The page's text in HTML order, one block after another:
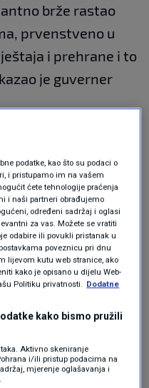
brže rastao
prvenstveno u
i prehrane i to
je guverner
plaćaju domaći
a harmonizirani
zemlja i dolazi
u turističkim
onda će taj
Ali što nam
godina je da
inflacije vrlo
prvenstveno
podatke, kao što su podaci o
i pristupamo im na vašem
ćete tehnologije praćenja
i naši partneri obrađujemo
određeni sadržaj i oglasi
za vas. Možete se vratiti
odabire ili povukli pristanak u
poveznicu pri dnu
lijevom kutu web stranice, ako
kako je opisano u dijelu Web-
Politiku privatnosti. Dodatne
kako bismo pružili
Aktivno skeniranje
i/ili pristup podacima na
mjerenje oglašavanja i